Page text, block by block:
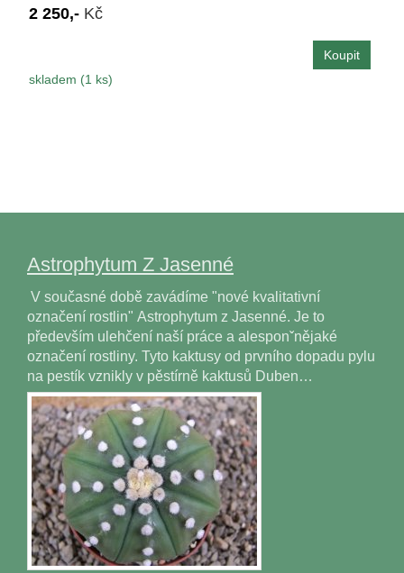
2 250,- Kč
skladem (1 ks)
Astrophytum Z Jasenné
V současné době zavádíme "nové kvalitativní
označení rostlin" Astrophytum z Jasenné. Je to
především ulehčení naší práce a alesponˇnějaké
označení rostliny. Tyto kaktusy od prvního dopadu pylu
na pestík vznikly v pěstírně kaktusů Duben…